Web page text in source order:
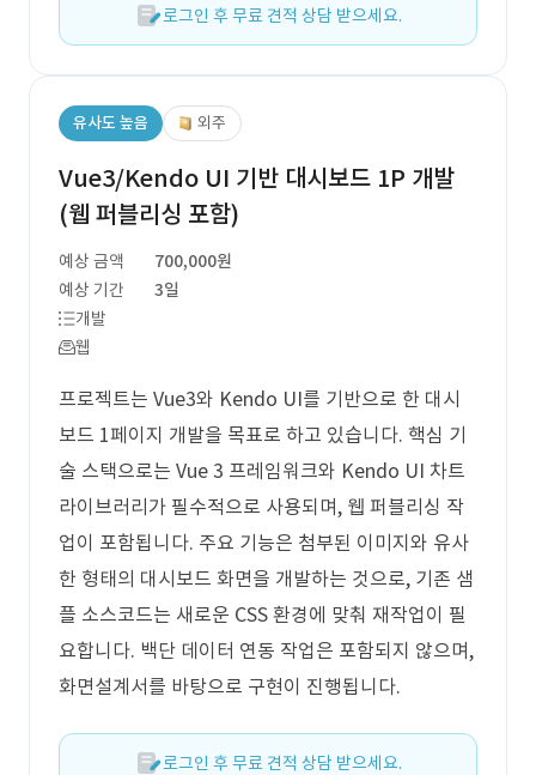
로그인 후 무료 견적 상담 받으세요.
유사도 높음 외주
Vue3/Kendo UI 기반 대시보드 1P 개발
(웹 퍼블리싱 포함)
예상 금액
700,000원
예상 기간
3일
개발
웹
프로젝트는 Vue3와 Kendo UI를 기반으로 한 대시
보드 1페이지 개발을 목표로 하고 있습니다. 핵심 기
술 스택으로는 Vue 3 프레임워크와 Kendo UI 차트
라이브러리가 필수적으로 사용되며, 웹 퍼블리싱 작
업이 포함됩니다. 주요 기능은 첨부된 이미지와 유사
한 형태의 대시보드 화면을 개발하는 것으로, 기존 샘
플 소스코드는 새로운 CSS 환경에 맞춰 재작업이 필
요합니다. 백단 데이터 연동 작업은 포함되지 않으며,
화면설계서를 바탕으로 구현이 진행됩니다.
로그인 후 무료 견적 상담 받으세요.